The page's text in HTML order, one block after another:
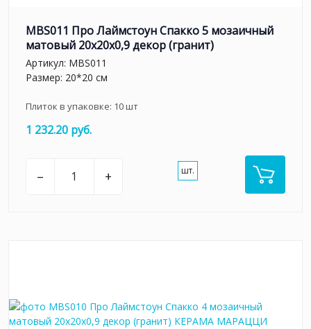
MBS011 Про Лаймстоун Спакко 5 мозаичный
матовый 20х20х0,9 декор (гранит)
Артикул: MBS011
Размер: 20*20 см
Плиток в упаковке: 10шт
1 232.20 руб.
– + шт.